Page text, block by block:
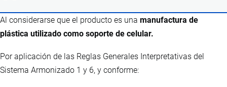
Al considerarse que el producto es una manufactura de
plástica utilizado como soporte de celular.
Por aplicación de las Reglas Generales Interpretativas del
Sistema Armonizado 1 y 6, y conforme: